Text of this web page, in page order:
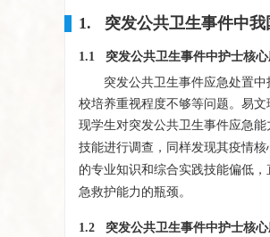
1. 突发公共卫生事件中我
1.1 突发公共卫生事件中护士核
突发公共卫生事件应急处置
校培养重视程度不够等问题。易
现学生对突发公共卫生事件应急能
技能进行调查，同样发现其疫情
的专业知识和综合实践技能偏低
急救护能力的瓶颈。
1.2 突发公共卫生事件中护士核